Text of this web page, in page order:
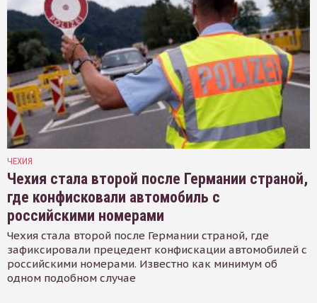
ЧЕХИЯ
Чехия стала второй после Германии страной,
где конфисковали автомобиль с
российскими номерами
Чехия стала второй после Германии страной, где
зафиксировали прецедент конфискации автомобилей с
российскими номерами. Известно как минимум об
одном подобном случае